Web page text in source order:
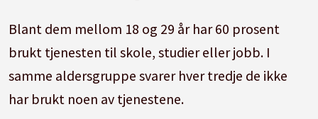
Blant dem mellom 18 og 29 år har 60 prosent
brukt tjenesten til skole, studier eller jobb. I
samme aldersgruppe svarer hver tredje de ikke
har brukt noen av tjenestene.